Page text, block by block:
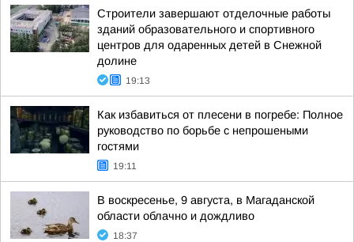
Строители завершают отделочные работы
зданий образовательного и спортивного
центров для одаренных детей в Снежной
долине
19:13
Как избавиться от плесени в погребе: Полное
руководство по борьбе с непрошеными
гостями
19:11
В воскресенье, 9 августа, в Магаданской
области облачно и дождливо
18:37